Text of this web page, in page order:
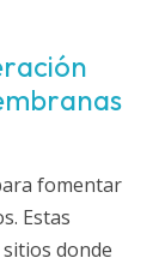
fomentar
Estas
donde